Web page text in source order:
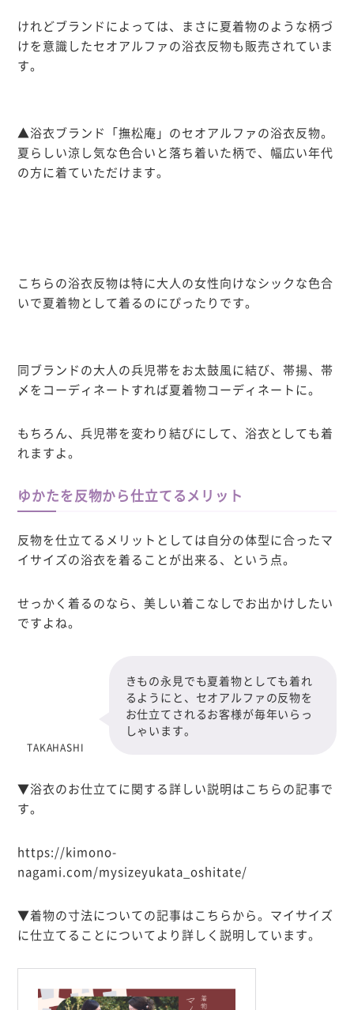
けれどブランドによっては、まさに夏着物のような柄づ
けを意識したセオアルファの浴衣反物も販売されていま
す。
▲浴衣ブランド「撫松庵」のセオアルファの浴衣反物。
夏らしい涼し気な色合いと落ち着いた柄で、幅広い年代
の方に着ていただけます。
こちらの浴衣反物は特に大人の女性向けなシックな色合
いで夏着物として着るのにぴったりです。
同ブランドの大人の兵児帯をお太鼓風に結び、帯揚、帯
〆をコーディネートすれば夏着物コーディネートに。
もちろん、兵児帯を変わり結びにして、浴衣としても着
れますよ。
ゆかたを反物から仕立てるメリット
反物を仕立てるメリットとしては自分の体型に合ったマ
イサイズの浴衣を着ることが出来る、という点。
せっかく着るのなら、美しい着こなしでお出かけしたい
ですよね。
TAKAHASHI
きもの永見でも夏着物としても着れ
るようにと、セオアルファの反物を
お仕立てされるお客様が毎年いらっ
しゃいます。
▼浴衣のお仕立てに関する詳しい説明はこちらの記事で
す。
https://kimono-
nagami.com/mysizeyukata_oshitate/
▼着物の寸法についての記事はこちらから。マイサイズ
に仕立てることについてより詳しく説明しています。